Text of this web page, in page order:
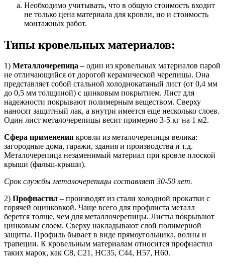
Необходимо учитывать, что в общую стоимость входит
не только цена материала для кровли, но и стоимость
монтажных работ.
Типы кровельных материалов:
1) Металлочерепица – один из кровельных материалов парой
не отличающийся от дорогой керамической черепицы. Она
представляет собой стальной холоднокатаный лист (от 0,4 мм
до 0,5 мм толщиной) с цинковым покрытием. Лист для
надежности покрывают полимерным веществом. Сверху
наносят защитный лак, а внутри имеется еще несколько слоев.
Один лист металочерепицы весит примерно 3-5 кг на 1 м2.
Сфера применения кровли из металочерепицы велика:
загородные дома, гаражи, здания и производства и т.д.
Металочерепица незаменимый материал при кровле плоской
крыши (фальш-крыши).
Срок службы металочерепицы составляет 30-50 лет.
2) Профнастил – производят из стали холодной прокатки с
горячей оцинковкой. Чаще всего для профлиста металл
берется толще, чем для металлочерепицы. Листы покрывают
цинковым слоем. Сверху накладывают слой полимерной
защиты. Профиль бывает в виде прямоугольника, волны и
трапеции. К кровельным материалам относится профнастил
таких марок, как C8, C21, HC35, C44, H57, H60.